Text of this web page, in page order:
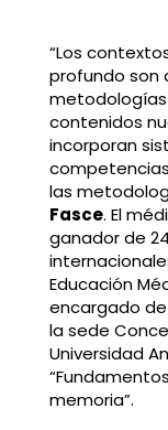
“Los
profundo son
contenidos
incorporan
las
Fasce. El
ganador de
Educación
encargado
la sede
Universidad
memoria”.